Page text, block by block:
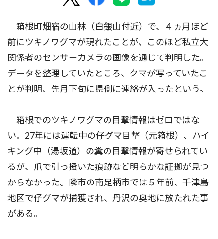
箱根町畑宿の山林（白銀山付近）で、４ヵ月ほど
前にツキノワグマが現れたことが、このほど私立大
関係者のセンサーカメラの画像を通じて判明した。
データを整理していたところ、クマが写っていたこ
とが判明、先月下旬に県側に連絡が入ったという。
箱根でのツキノワグマの目撃情報はゼロではな
い。27年には運転中の仔グマ目撃（元箱根）、ハイ
キング中（湯坂道）の糞の目撃情報が寄せられてい
るが、爪で引っ掻いた痕跡など明らかな証拠が見つ
からなかった。隣市の南足柄市では５年前、千津島
地区で仔グマが捕獲され、丹沢の奥地に放たれた事
がある。